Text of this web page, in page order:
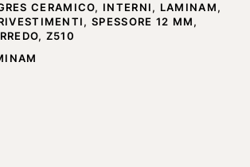
CERAMICO, INTERNI, LAMINAM,
,SPESSORE 12 MM,
, Z510